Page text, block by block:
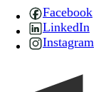
Facebook
LinkedIn
Instagram